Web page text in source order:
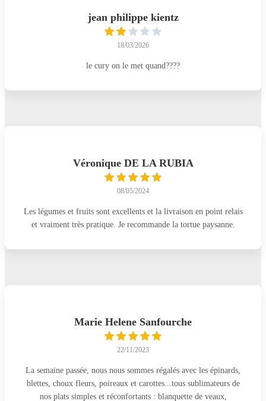
jean philippe kientz
18/03/2026
le cury on le met quand????
Véronique DE LA RUBIA
08/05/2024
Les légumes et fruits sont excellents et la livraison en point relais
et vraiment très pratique. Je recommande la tortue paysanne.
Marie Helene Sanfourche
22/11/2023
La semaine passée, nous nous sommes régalés avec les épinards,
blettes, choux fleurs, poireaux et carottes...tous sublimateurs de
nos plats simples et réconfortants : blanquette de veaux,